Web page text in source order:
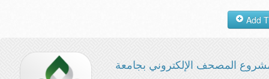
المصحف الإلكتروني بجامعة